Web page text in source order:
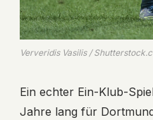
Ververidis Vasilis /
Ein echter Ein-Klub-
Jahre lang für